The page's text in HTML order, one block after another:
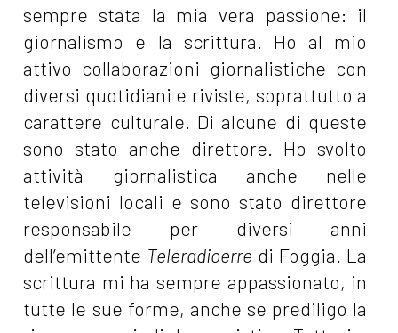
sempre stata la mia vera passione: il
giornalismo e la scrittura. Ho al mio
attivo collaborazioni giornalistiche con
diversi quotidiani e riviste, soprattutto a
carattere culturale. Di alcune di queste
sono stato anche direttore. Ho svolto
attività giornalistica anche nelle
televisioni locali e sono stato direttore
responsabile per diversi anni
dell’emittente Teleradioerre di Foggia. La
scrittura mi ha sempre appassionato, in
tutte le sue forme, anche se prediligo la